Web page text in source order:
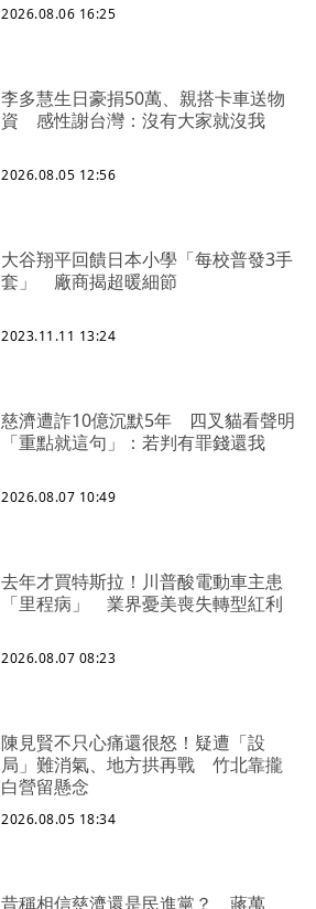
2026.08.06 16:25
李多慧生日豪捐50萬、親搭卡車送物
資 感性謝台灣：沒有大家就沒我
2026.08.05 12:56
大谷翔平回饋日本小學「每校普發3手
套」 廠商揭超暖細節
2023.11.11 13:24
慈濟遭詐10億沉默5年 四叉貓看聲明
「重點就這句」：若判有罪錢還我
2026.08.07 10:49
去年才買特斯拉！川普酸電動車主患
「里程病」 業界憂美喪失轉型紅利
2026.08.07 08:23
陳見賢不只心痛還很怒！疑遭「設
局」難消氣、地方拱再戰 竹北靠攏
白營留懸念
2026.08.05 18:34
昔稱相信慈濟還是民進黨？ 蔣萬